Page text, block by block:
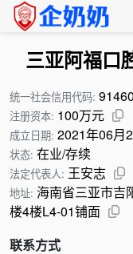
三亚阿福口
统一社会信用代码:
注册资本: 100万元
成立日期: 2021年06月
状态: 在业/存续
法定代表人: 王安志
地址: 海南省三亚市吉
楼4楼L4-01铺面
联系方式